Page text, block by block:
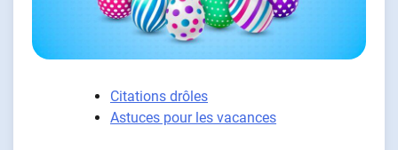
Citations drôles
Astuces pour les vacances